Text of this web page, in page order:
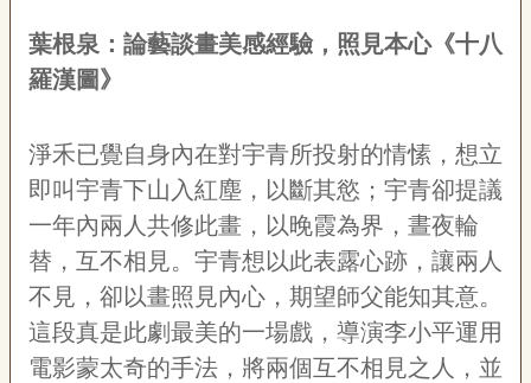
葉根泉：論藝談畫美感經驗，照見本心《十八
羅漢圖》
淨禾已覺自身內在對宇青所投射的情愫，想立
即叫宇青下山入紅塵，以斷其慾；宇青卻提議
一年內兩人共修此畫，以晚霞為界，晝夜輪
替，互不相見。宇青想以此表露心跡，讓兩人
不見，卻以畫照見內心，期望師父能知其意。
這段真是此劇最美的一場戲，導演李小平運用
電影蒙太奇的手法，將兩個互不相見之人，並